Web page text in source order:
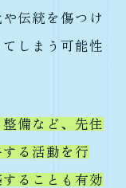
伝統を傷つけ
しまう可能性
備など、先住
る活動を行
ることも有効